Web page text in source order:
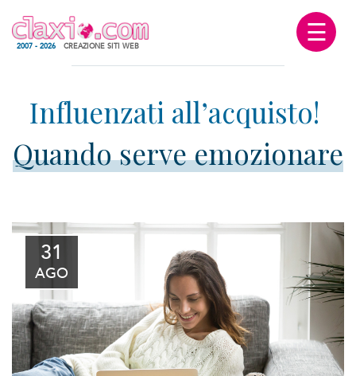
2007 - 2026 CREAZIONE SITI WEB ☰
Quando serve emozionare
31
AGO